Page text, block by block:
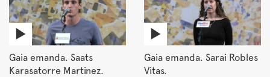
Gaia emanda. Saats
Karasatorre Martinez.
Gaia emanda. Sarai Robles
Vitas.